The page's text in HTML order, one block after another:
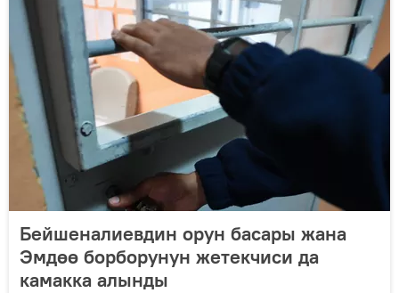
Бейшеналиевдин орун басары жана
Эмдөө борборунун жетекчиси да
камакка алынды